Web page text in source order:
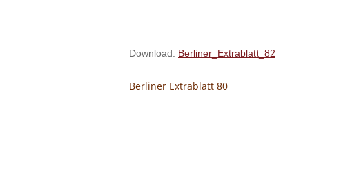
Download: Berliner_Extrablatt_82
Berliner Extrablatt 80